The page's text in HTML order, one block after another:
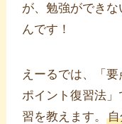
が、勉強ができ
んです！
えーるでは、「
ポイント復習法
習を教えます。